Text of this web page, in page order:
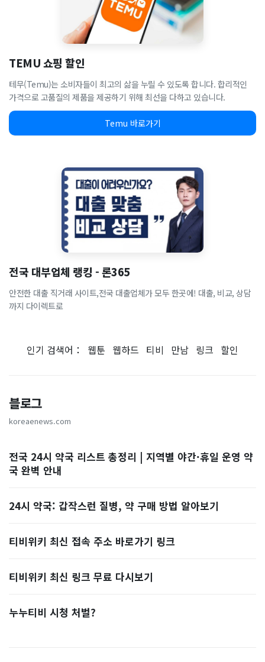
TEMU 쇼핑 할인
테무(Temu)는 소비자들이 최고의 삶을 누릴 수 있도록 합니다. 합리적인
가격으로 고품질의 제품을 제공하기 위해 최선을 다하고 있습니다.
Temu 바로가기
전국 대부업체 랭킹 - 론365
안전한 대출 직거래 사이트,전국 대출업체가 모두 한곳에! 대출, 비교, 상담
까지 다이렉트로
인기 검색어： 웹툰 웹하드 티비 만남 링크 할인
블로그
koreaenews.com
전국 24시 약국 리스트 총정리 | 지역별 야간·휴일 운영 약
국 완벽 안내
24시 약국: 갑작스런 질병, 약 구매 방법 알아보기
티비위키 최신 접속 주소 바로가기 링크
티비위키 최신 링크 무료 다시보기
누누티비 시청 처벌?